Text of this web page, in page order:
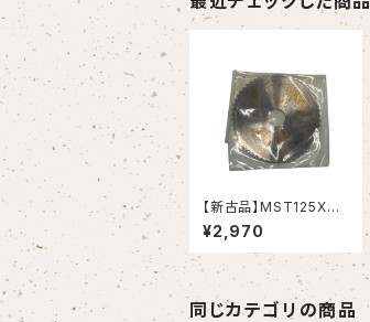
【新古品】MST125X02
5 メタルスリッテングソ
ー125X2.5X25.4 (岡
崎精工）
¥2,970
同じカテゴリの商品